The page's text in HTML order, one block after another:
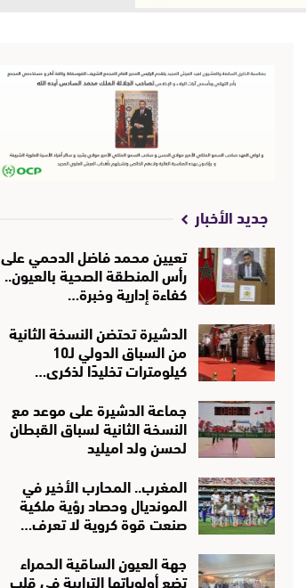
جديد الأخبار
تعيين محمد فاضل الدحمي على
رأس المنطقة الصحية بالعيون..
كفاءة إدارية وخبرة…
الدشيرة تحتضن النسخة الثانية
من السباق الدولي لـ10
كيلومترات تخليدًا لذكرى…
جماعة الدشيرة على موعد مع
النسخة الثانية لسباق القبطان
لحسن ولد اميليد
المغرب.. المحارب الأخير في
المونديال وحصاد رؤية ملكية
صنعت قوة كروية لا تعرف…
جهة العيون الساقية الحمراء
تضع أولوياتها الترابية في قلب